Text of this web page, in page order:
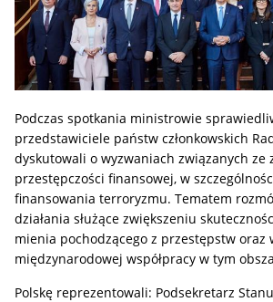
Podczas spotkania ministrowie
przedstawiciele państw członkowskich
dyskutowali o wyzwaniach związanych ze
przestępczości finansowej, w
finansowania terroryzmu. Tematem
działania służące zwiększeniu
mienia pochodzącego z przestępstw oraz
międzynarodowej współpracy w tym
Polskę reprezentowali: Podsekretarz